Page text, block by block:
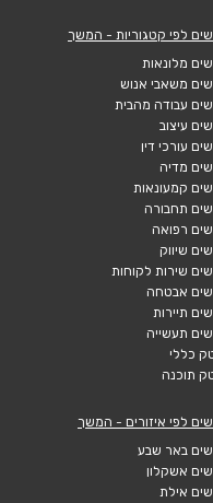
לפי קטגוריות - המשך
מלונאות
משאבי אנוש
עבודה מהבית
עיצוב
עורכי דין
מדיה
קמעונאות
תחבורה
רפואה
שיווק
שירות לקוחות
אבטחה
תיירות
תעשייה
כללי
תוכנה
לפי איזורים - המשך
באר שבע
אשקלון
אילת